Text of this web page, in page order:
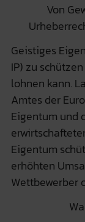
Von
Geistiges
IP) zu
lohnen kann.
Amtes der
Eigentum und
Eigentum
erhöhten
Wettbewerber